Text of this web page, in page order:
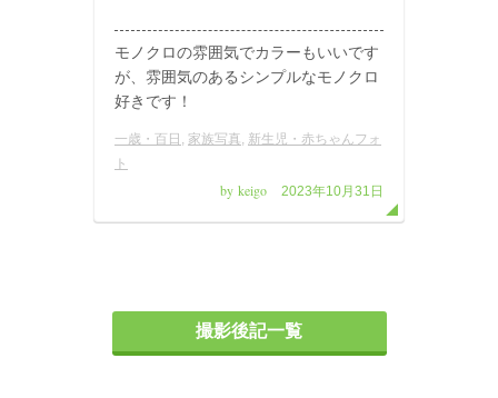
モノクロの雰囲気でカラーもいいです
が、雰囲気のあるシンプルなモノクロ
好きです！
一歳・百日 , 家族写真, 新生児・赤ちゃんフォ
ト
by keigo 2023年10月31日
撮影後記一覧